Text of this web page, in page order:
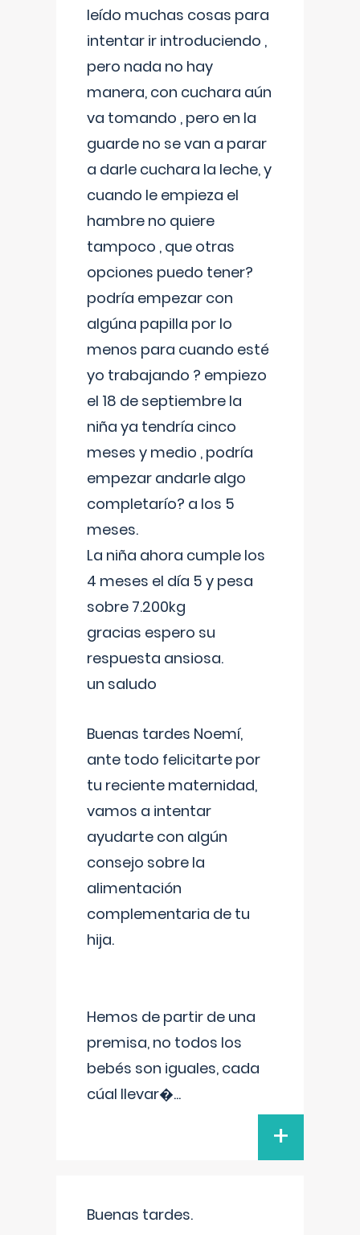
leído muchas cosas para
intentar ir introduciendo ,
pero nada no hay
manera, con cuchara aún
va tomando , pero en la
guarde no se van a parar
a darle cuchara la leche, y
cuando le empieza el
hambre no quiere
tampoco , que otras
opciones puedo tener?
podría empezar con
algúna papilla por lo
menos para cuando esté
yo trabajando ? empiezo
el 18 de septiembre la
niña ya tendría cinco
meses y medio , podría
empezar andarle algo
completarío? a los 5
meses.
La niña ahora cumple los
4 meses el día 5 y pesa
sobre 7.200kg
gracias espero su
respuesta ansiosa.
un saludo
Buenas tardes Noemí,
ante todo felicitarte por
tu reciente maternidad,
vamos a intentar
ayudarte con algún
consejo sobre la
alimentación
complementaria de tu
hija.
Hemos de partir de una
premisa, no todos los
bebés son iguales, cada
cúal llevar�...
+
Buenas tardes.